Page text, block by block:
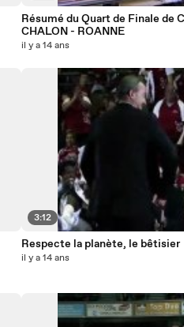
Résumé du Quart de Finale de
CHALON - ROANNE
il y a 14 ans
3:12
Respecte la planète, le bêtisier
il y a 14 ans